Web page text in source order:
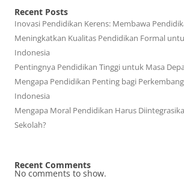
Recent Posts
Inovasi Pendidikan Kerens: Membawa
Meningkatkan Kualitas Pendidikan Formal
Indonesia
Pentingnya Pendidikan Tinggi untuk Masa
Mengapa Pendidikan Penting bagi
Indonesia
Mengapa Moral Pendidikan Harus
Sekolah?
Recent Comments
No comments to show.